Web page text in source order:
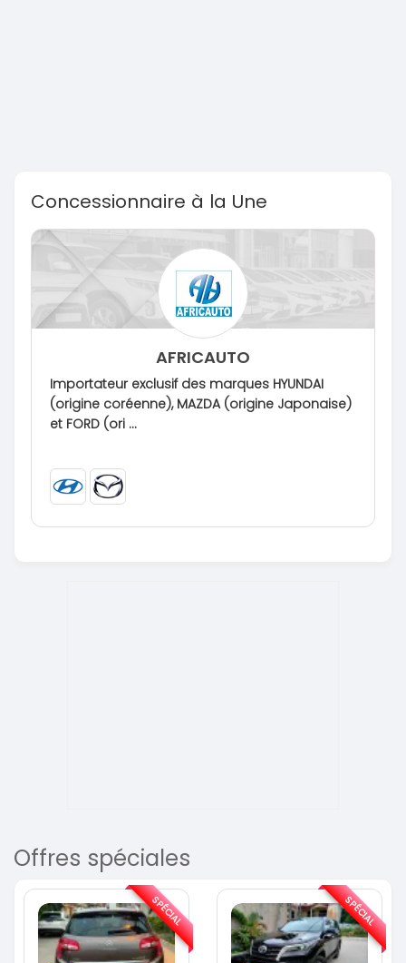
Concessionnaire à la Une
AFRICAUTO
Importateur exclusif des marques HYUNDAI
(origine coréenne), MAZDA (origine Japonaise)
et FORD (ori ...
Offres spéciales
SPÉCIAL SPÉCIAL